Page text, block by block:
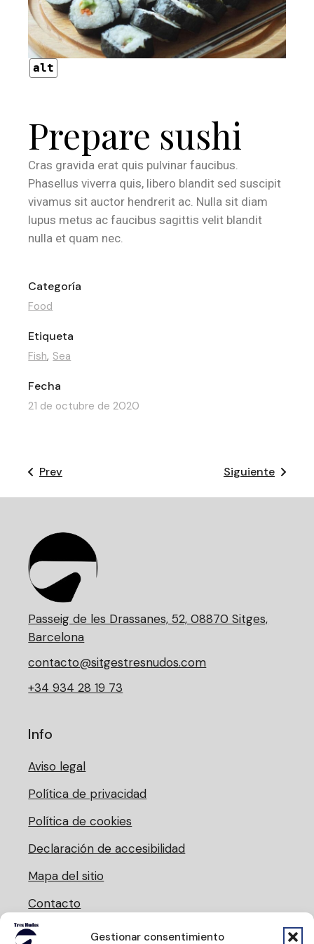
Gestionar consentimiento
alt
Prepare sushi
Cras gravida erat quis pulvinar faucibus.
Phasellus viverra quis, libero blandit sed suscipit
vivamus sit auctor hendrerit ac. Nulla sit diam
lupus metus ac faucibus sagittis velit blandit
nulla et quam nec.
Categoría
Food
Etiqueta
Fish Sea
Fecha
21 de octubre de 2020
Prev Siguiente
Passeig de les Drassanes, 52, 08870 Sitges,
Barcelona
contacto@sitgestresnudos.com
+34 934 28 19 73
Info
Aviso legal
Política de privacidad
Política de cookies
Declaración de accesibilidad
Mapa del sitio
Contacto